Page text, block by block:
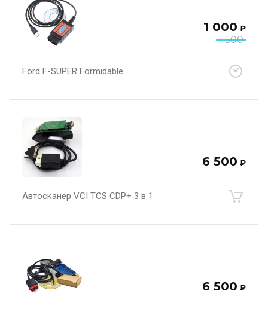
1 500
1 000 ₽
Ford F-SUPER Formidable
6 500 ₽
Автосканер VCI TCS CDP+ 3 в 1
6 500 ₽